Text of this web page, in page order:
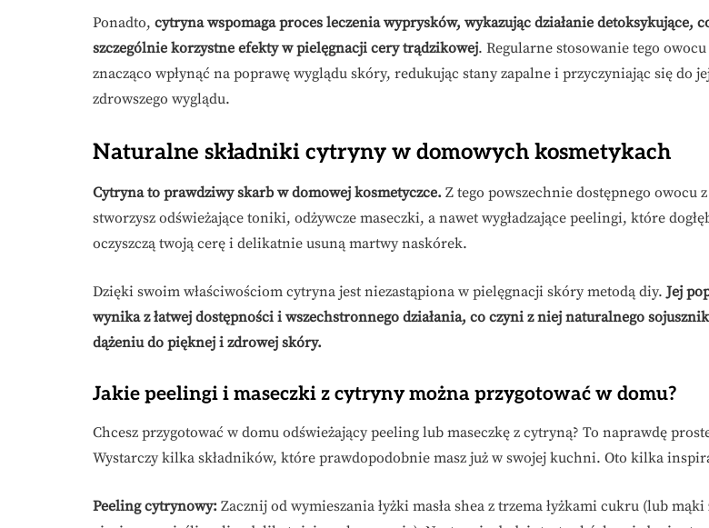
Ponadto, cytryna wspomaga proces leczenia wyprysków, wykazując działanie detoksykujące,
szczególnie korzystne efekty w pielęgnacji cery trądzikowej. Regularne stosowanie tego
znacząco wpłynąć na poprawę wyglądu skóry, redukując stany zapalne i przyczyniając się do
zdrowszego wyglądu.
Naturalne składniki cytryny w domowych kosmetykach
Cytryna to prawdziwy skarb w domowej kosmetyczce. Z tego powszechnie dostępnego owocu
stworzysz odświeżające toniki, odżywcze maseczki, a nawet wygładzające peelingi, które
oczyszczą twoją cerę i delikatnie usuną martwy naskórek.
Dzięki swoim właściwościom cytryna jest niezastąpiona w pielęgnacji skóry metodą diy.Jej
wynika z łatwej dostępności i wszechstronnego działania, co czyni z niej naturalnego
dążeniu do pięknej i zdrowej skóry.
Jakie peelingi i maseczki z cytryny można przygotować w domu?
Chcesz przygotować w domu odświeżający peeling lub maseczkę z cytryną? To naprawdę
Wystarczy kilka składników, które prawdopodobnie masz już w swojej kuchni. Oto kilka
Peeling cytrynowy: Zacznij od wymieszania łyżki masła shea z trzema łyżkami cukru (lub mąki